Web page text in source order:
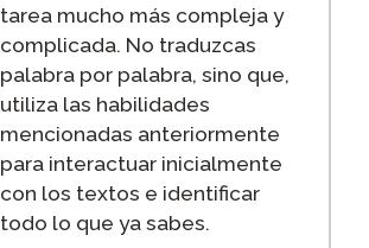
tarea mucho más compleja y
complicada. No traduzcas
palabra por palabra, sino que,
utiliza las habilidades
mencionadas anteriormente
para interactuar inicialmente
con los textos e identificar
todo lo que ya sabes.